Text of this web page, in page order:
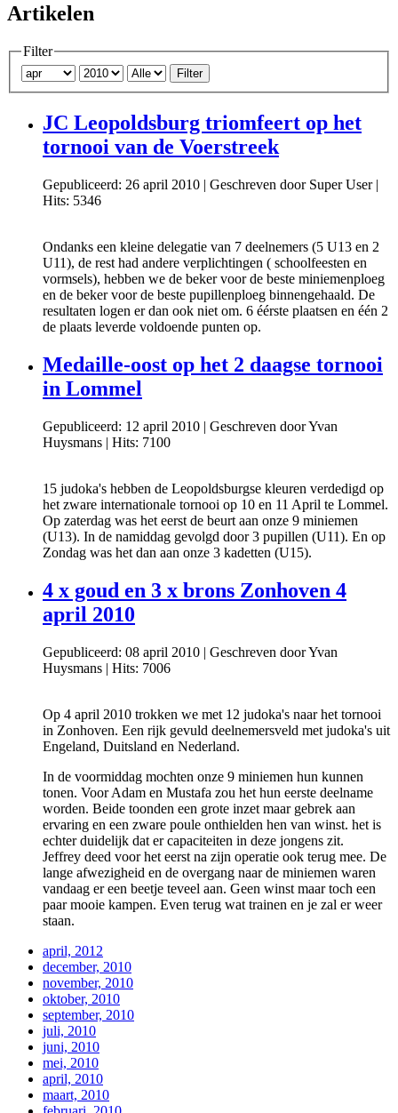
Artikelen
Filter
Filter
JC Leopoldsburg triomfeert op het
tornooi van de Voerstreek
Gepubliceerd: 26 april 2010 | Geschreven door Super User|
Hits: 5346
Ondanks een kleine delegatie van 7 deelnemers (5 U13 en 2
U11), de rest had andere verplichtingen ( schoolfeesten en
vormsels), hebben we de beker voor de beste miniemenploeg
en de beker voor de beste pupillenploeg binnengehaald. De
resultaten logen er dan ook niet om. 6 éérste plaatsen en één 2
de plaats leverde voldoende punten op.
Medaille-oost op het 2 daagse tornooi
in Lommel
Gepubliceerd: 12 april 2010 | Geschreven door Yvan
Huysmans | Hits: 7100
15 judoka's hebben de Leopoldsburgse kleuren verdedigd op
het zware internationale tornooi op 10 en 11 April te Lommel.
Op zaterdag was het eerst de beurt aan onze 9 miniemen
(U13). In de namiddag gevolgd door 3 pupillen (U11). En op
Zondag was het dan aan onze 3 kadetten (U15).
4 x goud en 3 x brons Zonhoven 4
april 2010
Gepubliceerd: 08 april 2010 | Geschreven door Yvan
Huysmans | Hits: 7006
Op 4 april 2010 trokken we met 12 judoka's naar het tornooi
in Zonhoven. Een rijk gevuld deelnemersveld met judoka's uit
Engeland, Duitsland en Nederland.
In de voormiddag mochten onze 9 miniemen hun kunnen
tonen. Voor Adam en Mustafa zou het hun eerste deelname
worden. Beide toonden een grote inzet maar gebrek aan
ervaring en een zware poule onthielden hen van winst. het is
echter duidelijk dat er capaciteiten in deze jongens zit.
Jeffrey deed voor het eerst na zijn operatie ook terug mee. De
lange afwezigheid en de overgang naar de miniemen waren
vandaag er een beetje teveel aan. Geen winst maar toch een
paar mooie kampen. Even terug wat trainen en je zal er weer
staan.
april, 2012
december, 2010
november, 2010
oktober, 2010
september, 2010
juli, 2010
juni, 2010
mei, 2010
april, 2010
maart, 2010